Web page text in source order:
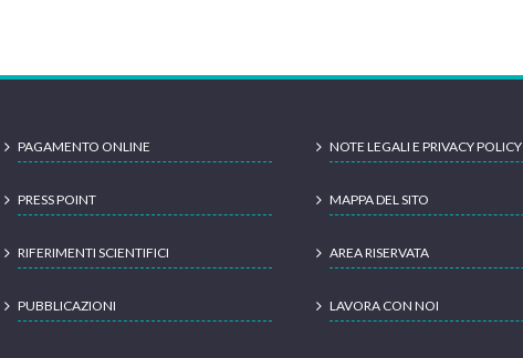
PAGAMENTO ONLINE
PRESS POINT
RIFERIMENTI SCIENTIFICI
PUBBLICAZIONI
NOTE LEGALI E PRIVACY POLICY
MAPPA DEL SITO
AREA RISERVATA
LAVORA CON NOI